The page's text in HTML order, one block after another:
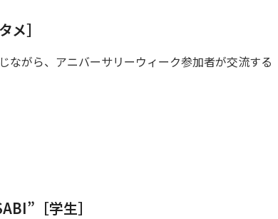
］
ながら、アニバーサリーウィーク参加者が交流する
［学生］